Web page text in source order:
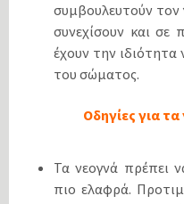
συμβουλευτούν τον
συνεχίσουν και σε
έχουν την
του σώματος.
Οδηγίες για
Τα νεογνά πρέπει
πιο ελαφρά.